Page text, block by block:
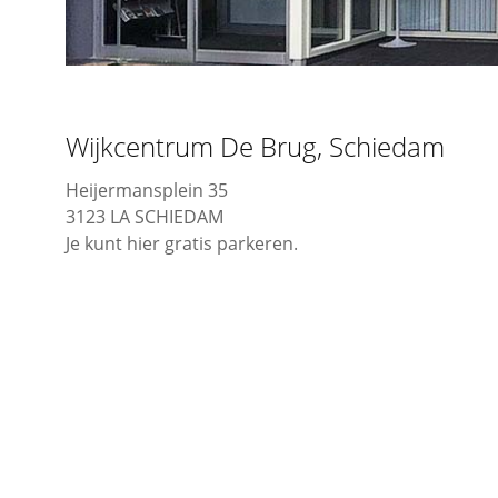
Wijkcentrum De Brug, Schiedam
Heijermansplein 35
3123 LA SCHIEDAM
Je kunt hier gratis parkeren.